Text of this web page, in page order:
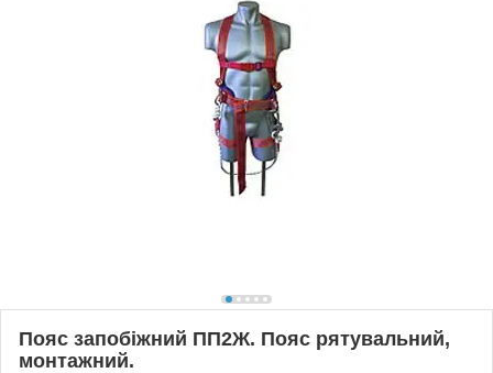
Пояс запобіжний ПП2Ж. Пояс рятувальний,
монтажний.